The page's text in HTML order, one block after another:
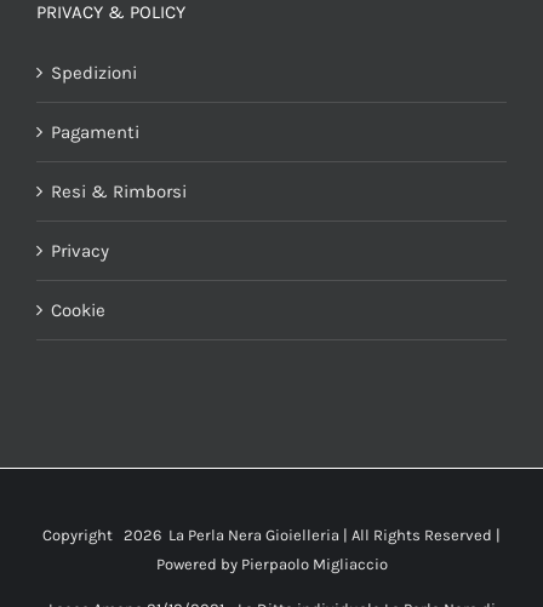
PRIVACY & POLICY
Spedizioni
Pagamenti
Resi & Rimborsi
Privacy
Cookie
Copyright 2026 La Perla Nera Gioielleria | All Rights Reserved |
Powered by Pierpaolo Migliaccio